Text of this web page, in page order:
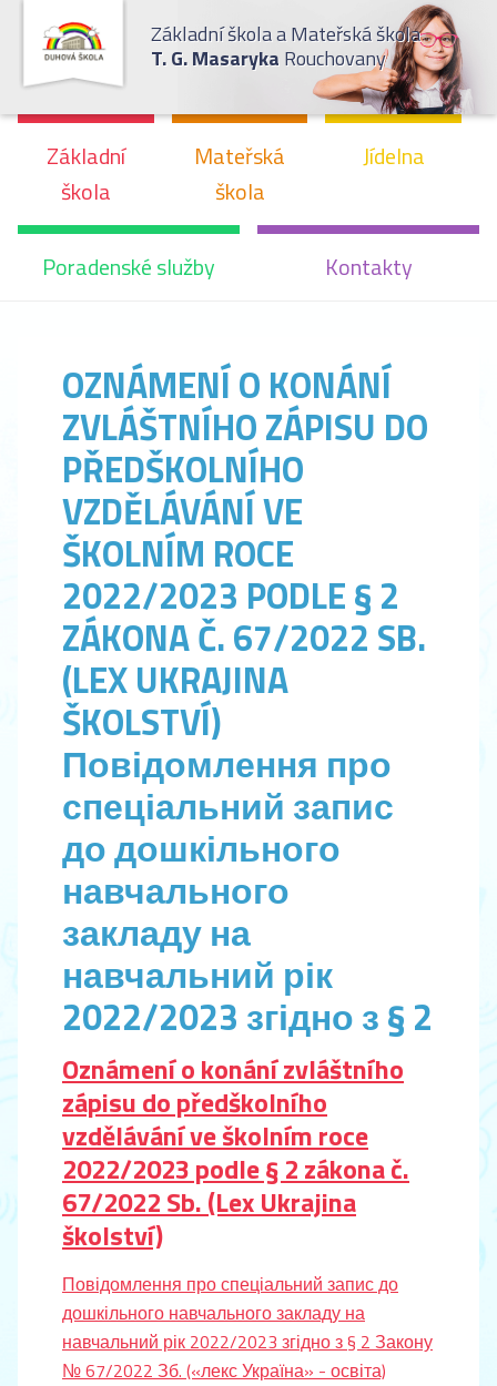
Základní škola a Mateřská škola
T. G. MasarykaRouchovany
Základní
škola
Mateřská
škola
Jídelna
Poradenské služby Kontakty
OZNÁMENÍ O KONÁNÍ
ZVLÁŠTNÍHO ZÁPISU DO
PŘEDŠKOLNÍHO
VZDĚLÁVÁNÍ VE
ŠKOLNÍM ROCE
2022/2023 PODLE § 2
ZÁKONA Č. 67/2022 SB.
(LEX UKRAJINA
ŠKOLSTVÍ)
Повідомлення про
спеціальний запис
до дошкільного
навчального
закладу на
навчальний рік
2022/2023 згідно з § 2
Oznámení o konání zvláštního
zápisu do předškolního
vzdělávání ve školním roce
2022/2023 podle § 2 zákona č.
67/2022 Sb. (Lex Ukrajina
školství)
Повідомлення про спеціальний запис до
дошкільного навчального закладу на
навчальний рік 2022/2023 згідно з § 2 Закону
№ 67/2022 Зб. («лекс Україна» - освіта)